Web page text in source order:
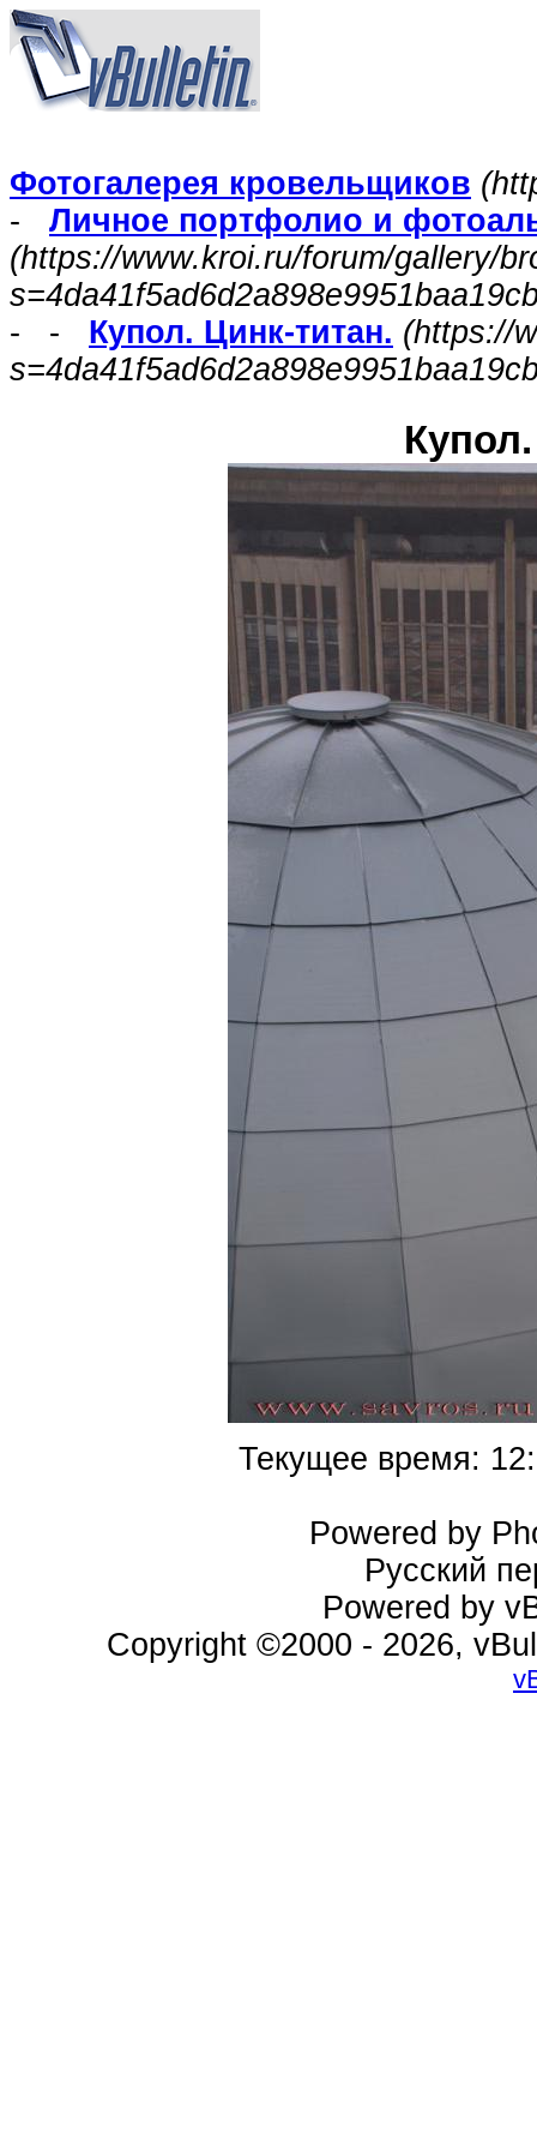
Фотогалерея кровельщиков
- Личное портфолио и
(https://www.kroi.ru/forum/gallery/
- - Купол. Цинк-титан. (https://
Текущее время:
Powered by
Русский
Powered by
Copyright ©2000 - 2026,